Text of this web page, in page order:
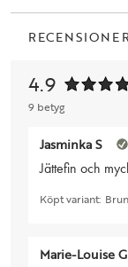
4.9
9 betyg
Jasminka S
Jättefin och
Köpt variant: Brun
Marie-Louise G